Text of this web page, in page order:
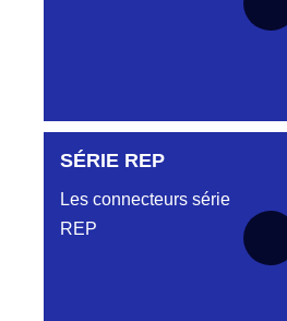
Aucune pièce disponible
SÉRIE REP
Les connecteurs série
REP